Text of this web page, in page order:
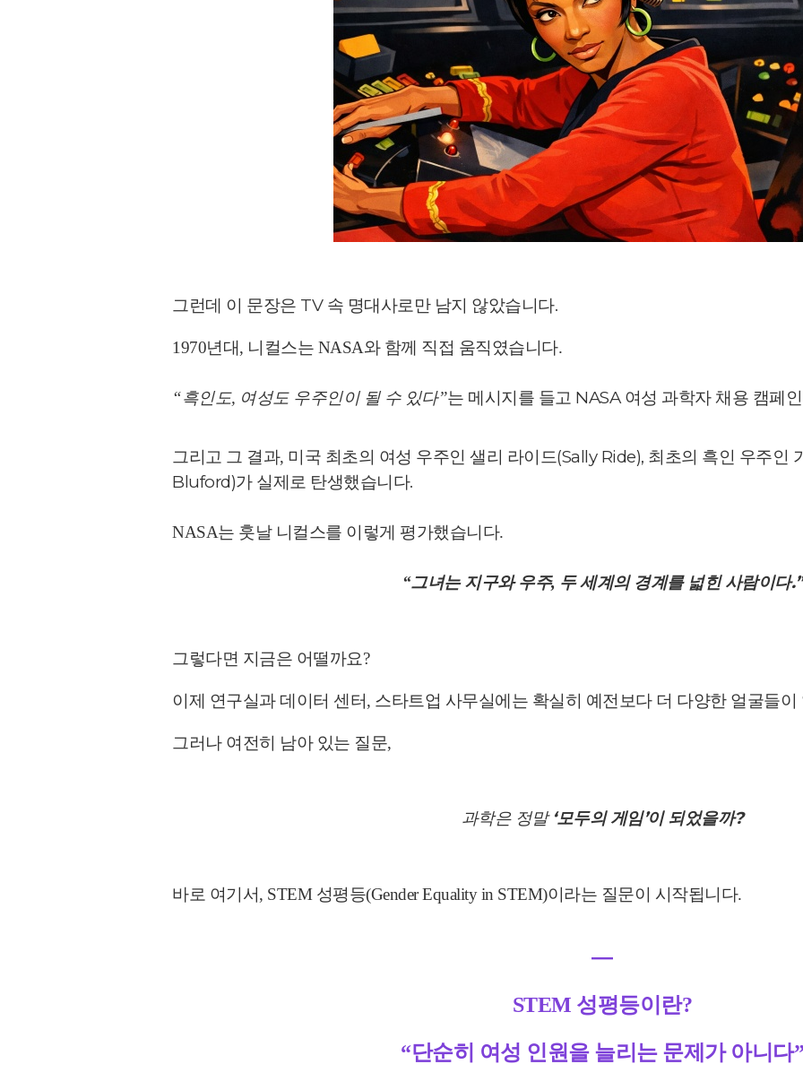
그런데 이 문장은 TV 속 명대사로만 남지 않았습니다.
1970년대, 니컬스는 NASA와 함께 직접 움직였습니다.
“흑인도, 여성도 우주인이 될 수 있다”는 메시지를 들고 NASA 여성 과학자 채용 캠페
그리고 그 결과, 미국 최초의 여성 우주인 샐리 라이드(Sally Ride), 최초의 흑인 우주인
Bluford)가 실제로 탄생했습니다.
NASA는 훗날 니컬스를 이렇게 평가했습니다.
“그녀는 지구와 우주, 두 세계의 경계를 넓힌 사람이다.”
그렇다면 지금은 어떨까요?
이제 연구실과 데이터 센터, 스타트업 사무실에는 확실히 예전보다 더 다양한 얼굴들
그러나 여전히 남아 있는 질문,
과학은 정말 ‘모두의 게임’이 되었을까?
바로 여기서, STEM 성평등(Gender Equality in STEM)이라는 질문이 시작됩니다.
―
STEM 성평등이란?
“단순히 여성 인원을 늘리는 문제가 아니다”